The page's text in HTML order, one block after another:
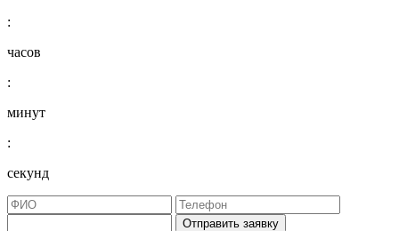
:
часов
:
минут
:
секунд
Отправить заявку